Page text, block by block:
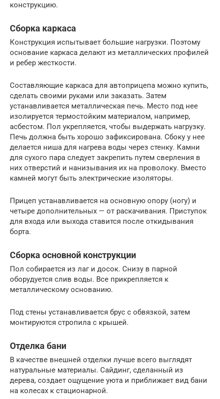
конструкцию.
Сборка каркаса
Конструкция испытывает большие нагрузки. Поэтому
основание каркаса делают из металлических профилей
и ребер жесткости.
Составляющие каркаса для автоприцепа можно купить,
сделать своими руками или заказать. Затем
устанавливается металлическая печь. Место под нее
изолируется термостойким материалом, например,
асбестом. Пол укрепляется, чтобы выдержать нагрузку.
Печь должна быть хорошо зафиксирована. Сбоку у нее
делается ниша для нагрева воды через стенку. Камни
для сухого пара следует закрепить путем сверления в
них отверстий и нанизывания их на проволоку. Вместо
камней могут быть электрические изоляторы.
Прицеп устанавливается на основную опору (ногу) и
четыре дополнительных — от раскачивания. Приступок
для входа или выхода ставится после откидывания
борта.
Сборка основной конструкции
Пол собирается из лаг и досок. Снизу в парной
оборудуется слив воды. Все прикрепляется к
металлическому основанию.
Под стены устанавливается брус с обвязкой, затем
монтируются стропила с крышей.
Отделка бани
В качестве внешней отделки лучше всего выглядят
натуральные материалы. Сайдинг, сделанный из
дерева, создает ощущение уюта и приближает вид бани
на колесах к стационарной.